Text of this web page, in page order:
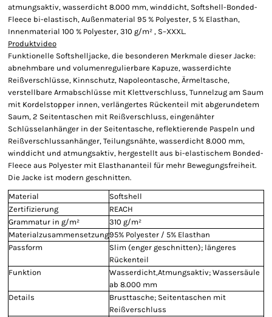
atmungsaktiv, wasserdicht 8.000 mm, winddicht, Softshell-Bonded-
Fleece bi-elastisch, Außenmaterial 95 % Polyester, 5 % Elasthan,
Innenmaterial 100 % Polyester, 310 g/m² , S–XXXL.
Produktvideo
Funktionelle Softshelljacke, die besonderen Merkmale dieser Jacke:
abnehmbare und volumenregulierbare Kapuze, wasserdichte
Reißverschlüsse, Kinnschutz, Napoleontasche, Ärmeltasche,
verstellbare Armabschlüsse mit Klettverschluss, Tunnelzug am Saum
mit Kordelstopper innen, verlängertes Rückenteil mit abgerundetem
Saum, 2 Seitentaschen mit Reißverschluss, eingenähter
Schlüsselanhänger in der Seitentasche, reflektierende Paspeln und
Reißverschlussanhänger, Teilungsnähte, wasserdicht 8.000 mm,
winddicht und atmungsaktiv, hergestellt aus bi-elastischem Bonded-
Fleece aus Polyester mit Elasthananteil für mehr Bewegungsfreiheit.
Die Jacke ist modern geschnitten.
Material
Softshell
Zertifizierung
REACH
Grammatur in g/m²
310 g/m²
Materialzusammensetzung95% Polyester / 5% Elasthan
Passform
Slim (enger geschnitten); längeres
Rückenteil
Funktion
Wasserdicht,Atmungsaktiv; Wassersäule
ab 8.000 mm
Details
Brusttasche; Seitentaschen mit
Reißverschluss